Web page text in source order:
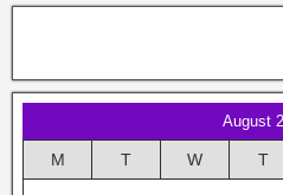
August
M T W T